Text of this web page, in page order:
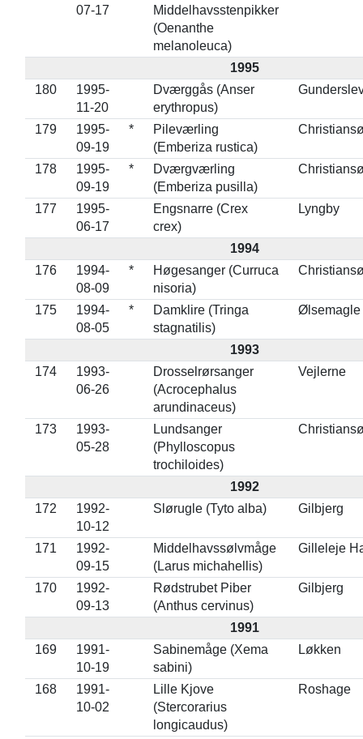
07-17
Middelhavsstenpikker
(Oenanthe
melanoleuca)
1995
180
1995-
11-20
Dværggås (Anser
erythropus)
179
1995-
09-19
*
Pileværling
(Emberiza rustica)
178
1995-
09-19
*
Dværgværling
(Emberiza pusilla)
177
1995-
06-17
Engsnarre (Crex
crex)
Lyngby
1994
176
1994-
08-09
*
Høgesanger (Curruca
nisoria)
175
1994-
08-05
*
Damklire (Tringa
stagnatilis)
Ølsemagle
1993
174
1993-
06-26
Drosselrørsanger
(Acrocephalus
arundinaceus)
Vejlerne
173
1993-
05-28
Lundsanger
(Phylloscopus
trochiloides)
1992
172
1992-
10-12
Slørugle (Tyto alba) Gilbjerg
171
1992-
09-15
Middelhavssølvmåge
(Larus michahellis)
Gilleleje
170
1992-
09-13
Rødstrubet Piber
(Anthus cervinus)
Gilbjerg
1991
169
1991-
10-19
Sabinemåge (Xema
sabini)
Løkken
168
1991-
10-02
Lille Kjove
(Stercorarius
longicaudus)
Roshage